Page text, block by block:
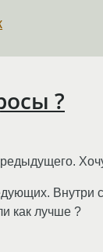
?
Внутри
как лучше ?